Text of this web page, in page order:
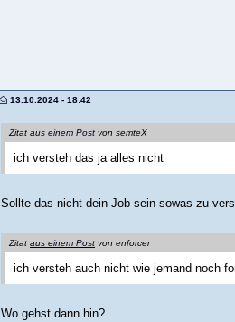
13.10.2024 - 18:42
Zitat aus einem Post von semteX
ich versteh das ja alles nicht
Sollte das nicht dein Job sein sowas zu
Zitat aus einem Post von enforcer
ich versteh auch nicht wie jemand noch
Wo gehst dann hin?